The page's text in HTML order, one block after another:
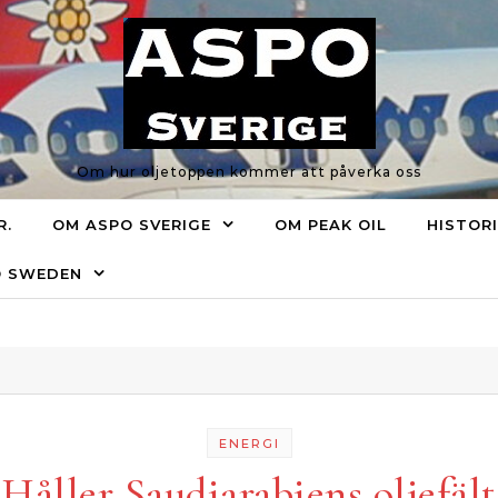
Om hur oljetoppen kommer att påverka oss
OM ASPO SVERIGE OM PEAK OIL
ENERGI